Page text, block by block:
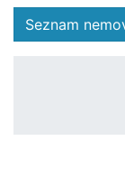
Seznam